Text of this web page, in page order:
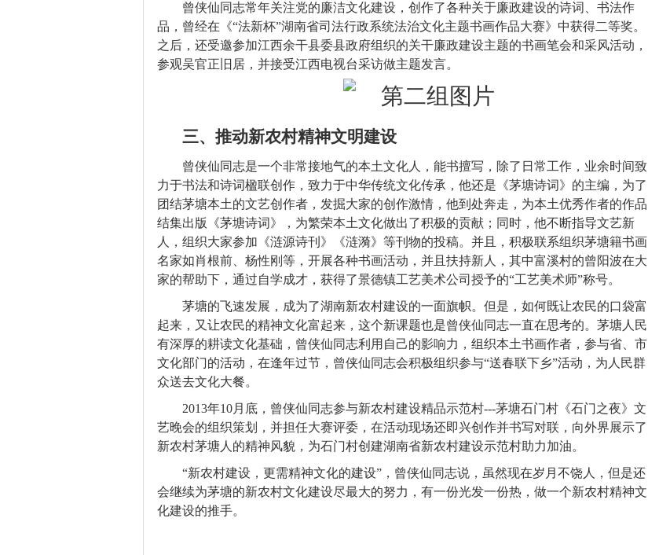
曾侠仙同志常年关注党的廉洁文化建设，创作了各种关于廉政建设的诗词、书法作
品，曾经在《“法新杯”湖南省司法行政系统法治文化主题书画作品大赛》中获得二等奖。
之后，还受邀参加江西余干县委县政府组织的关干廉政建设主题的书画笔会和采风活动，
参观吴官正旧居，并接受江西电视台采访做主题发言。
三、推动新农村精神文明建设
曾侠仙同志是一个非常接地气的本土文化人，能书擅写，除了日常工作，业余时间致
力于书法和诗词楹联创作，致力于中华传统文化传承，他还是《茅塘诗词》的主编，为了
团结茅塘本土的文艺创作者，发掘大家的创作激情，他到处奔走，为本土优秀作者的作品
结集出版《茅塘诗词》，为繁荣本土文化做出了积极的贡献；同时，他不断指导文艺新
人，组织大家参加《涟源诗刊》《涟漪》等刊物的投稿。并且，积极联系组织茅塘籍书画
名家如肖根前、杨性刚等，开展各种书画活动，并且扶持新人，其中富溪村的曾阳波在大
家的帮助下，通过自学成才，获得了景德镇工艺美术公司授予的“工艺美术师”称号。
茅塘的飞速发展，成为了湖南新农村建设的一面旗帜。但是，如何既让农民的口袋富
起来，又让农民的精神文化富起来，这个新课题也是曾侠仙同志一直在思考的。茅塘人民
有深厚的耕读文化基础，曾侠仙同志利用自己的影响力，组织本土书画作者，参与省、市
文化部门的活动，在逢年过节，曾侠仙同志会积极组织参与“送春联下乡”活动，为人民群
众送去文化大餐。
2013年10月底，曾侠仙同志参与新农村建设精品示范村---茅塘石门村《石门之夜》文
艺晚会的组织策划，并担任大赛评委，在活动现场还即兴创作并书写对联，向外界展示了
新农村茅塘人的精神风貌，为石门村创建湖南省新农村建设示范村助力加油。
“新农村建设，更需精神文化的建设”，曾侠仙同志说，虽然现在岁月不饶人，但是还
会继续为茅塘的新农村文化建设尽最大的努力，有一份光发一份热，做一个新农村精神文
化建设的推手。